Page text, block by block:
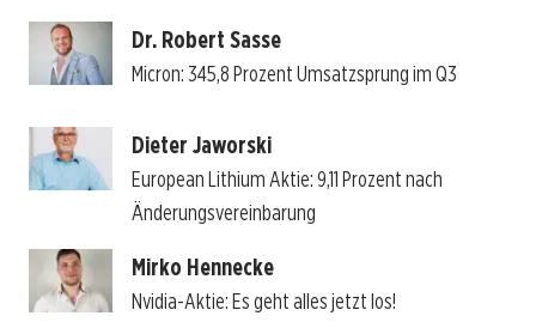
Dr. Robert Sasse
Micron: 345,8 Prozent Umsatzsprung im Q3
Dieter Jaworski
European Lithium Aktie: 9,11 Prozent nach
Änderungsvereinbarung
Mirko Hennecke
Nvidia-Aktie: Es geht alles jetzt los!